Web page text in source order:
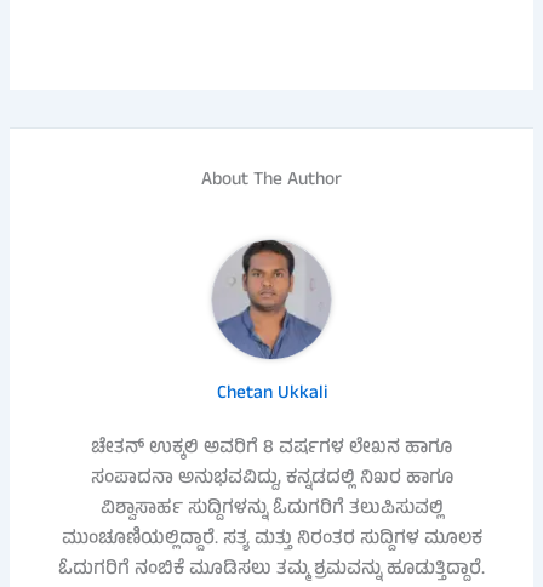
About The Author
Chetan Ukkali
ಚೇತನ್ ಉಕ್ಕಲಿ ಅವರಿಗೆ 8 ವರ್ಷಗಳ ಲೇಖನ ಹಾಗೂ
ಸಂಪಾದನಾ ಅನುಭವವಿದ್ದು, ಕನ್ನಡದಲ್ಲಿ ನಿಖರ ಹಾಗೂ
ವಿಶ್ವಾಸಾರ್ಹ ಸುದ್ದಿಗಳನ್ನು ಓದುಗರಿಗೆ ತಲುಪಿಸುವಲ್ಲಿ
ಮುಂಚೂಣಿಯಲ್ಲಿದ್ದಾರೆ. ಸತ್ಯ ಮತ್ತು ನಿರಂತರ ಸುದ್ದಿಗಳ ಮೂಲಕ
ಓದುಗರಿಗೆ ನಂಬಿಕೆ ಮೂಡಿಸಲು ತಮ್ಮ ಶ್ರಮವನ್ನು ಹೂಡುತ್ತಿದ್ದಾರೆ.